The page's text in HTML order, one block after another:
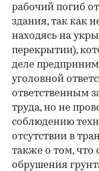
рабочий погиб
здания, так как
находясь на
перекрытии),
деле
уголовной
ответственным
труда, но не
соблюдению
отсутствии в
также о том, что
обрушения